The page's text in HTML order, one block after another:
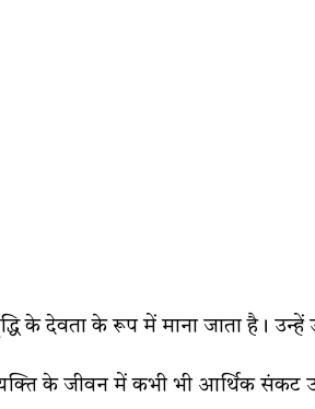
के देवता के रूप में माना जाता है। उन्हें
के जीवन में कभी भी आर्थिक संकट